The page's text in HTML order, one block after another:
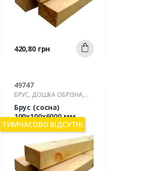
перегляд
Ціна
420,80 грн Купити
49747
БРУС, ДОШКА ОБРІЗНА,
РЕЙКА
Брус (сосна)
100х100х6000 мм
ТИМЧАСОВО ВІДСУТНІ